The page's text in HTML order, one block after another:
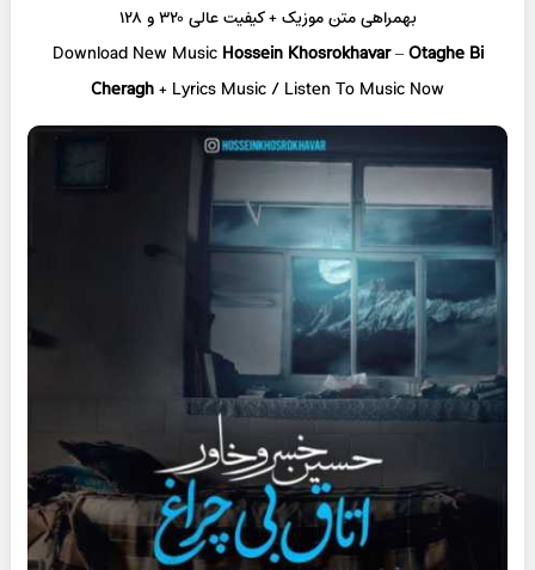
بهمراهی متن موزیک + کیفیت عالی ۳۲۰ و ۱۲۸
Download New Music Hossein Khosrokhavar–Otaghe Bi
Cheragh+ Lyrics Music / Listen To Music Now